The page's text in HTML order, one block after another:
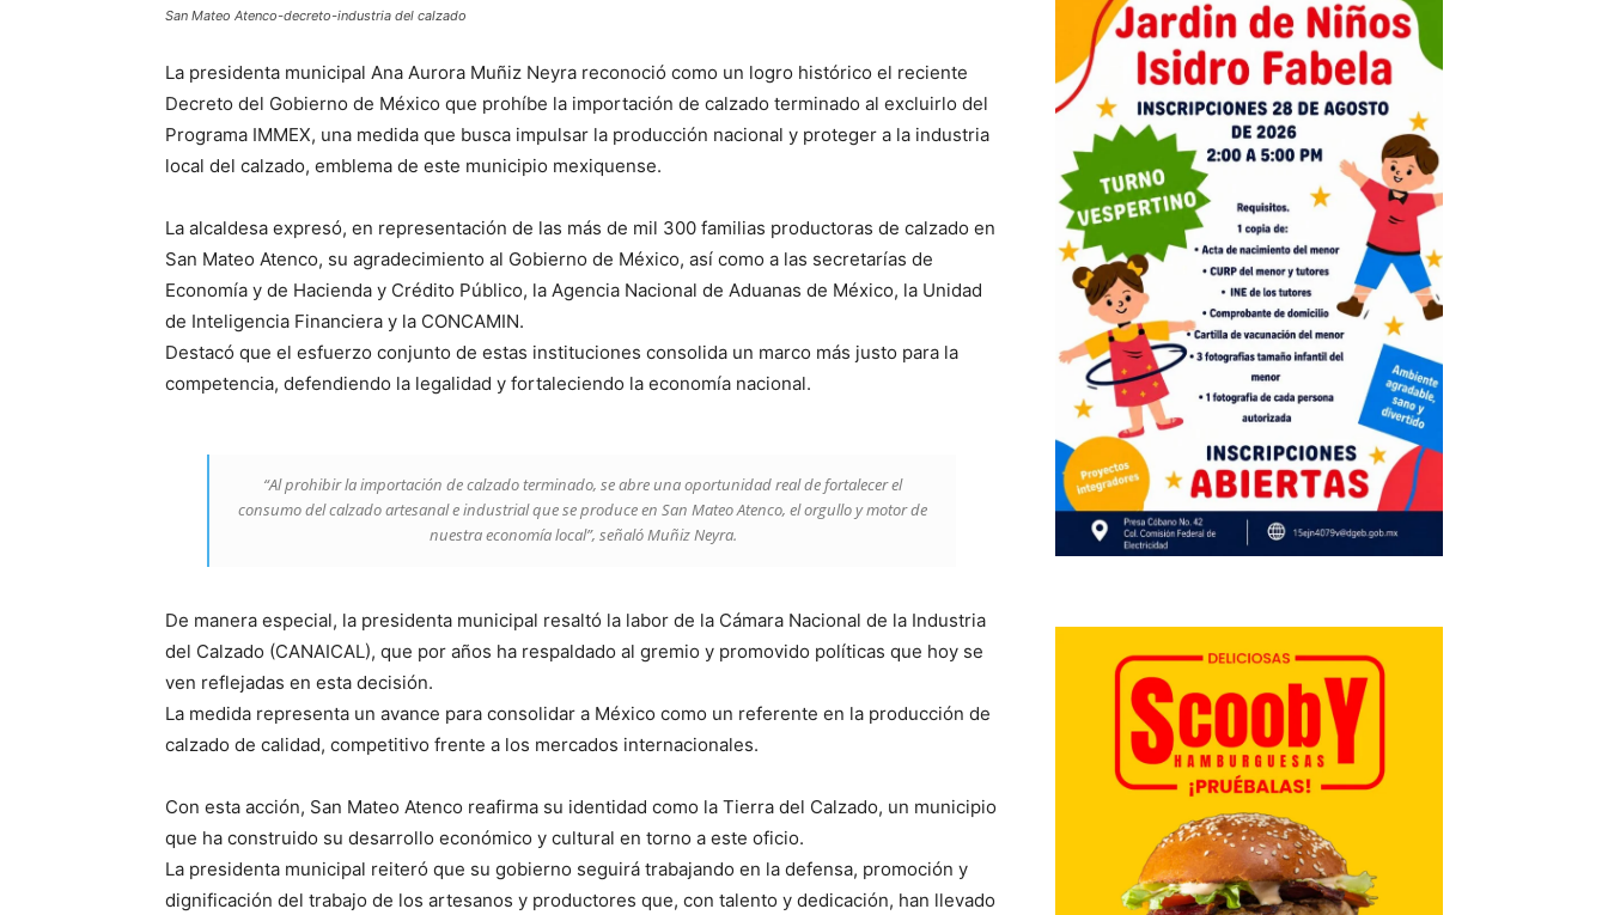
San Mateo Atenco-decreto-industria del calzado
La presidenta municipal Ana Aurora Muñiz Neyra reconoció como un logro histórico el reciente
Decreto del Gobierno de México que prohíbe la importación de calzado terminado al excluirlo del
Programa IMMEX, una medida que busca impulsar la producción nacional y proteger a la industria
local del calzado, emblema de este municipio mexiquense.
La alcaldesa expresó, en representación de las más de mil 300 familias productoras de calzado en
San Mateo Atenco, su agradecimiento al Gobierno de México, así como a las secretarías de
Economía y de Hacienda y Crédito Público, la Agencia Nacional de Aduanas de México, la Unidad
de Inteligencia Financiera y la CONCAMIN.
Destacó que el esfuerzo conjunto de estas instituciones consolida un marco más justo para la
competencia, defendiendo la legalidad y fortaleciendo la economía nacional.
“Al prohibir la importación de calzado terminado, se abre una oportunidad real de fortalecer el
consumo del calzado artesanal e industrial que se produce en San Mateo Atenco, el orgullo y motor de
nuestra economía local”, señaló Muñiz Neyra.
De manera especial, la presidenta municipal resaltó la labor de la Cámara Nacional de la Industria
del Calzado (CANAICAL), que por años ha respaldado al gremio y promovido políticas que hoy se
ven reflejadas en esta decisión.
La medida representa un avance para consolidar a México como un referente en la producción de
calzado de calidad, competitivo frente a los mercados internacionales.
Con esta acción, San Mateo Atenco reafirma su identidad como la Tierra del Calzado, un municipio
que ha construido su desarrollo económico y cultural en torno a este oficio.
La presidenta municipal reiteró que su gobierno seguirá trabajando en la defensa, promoción y
dignificación del trabajo de los artesanos y productores que, con talento y dedicación, han llevado